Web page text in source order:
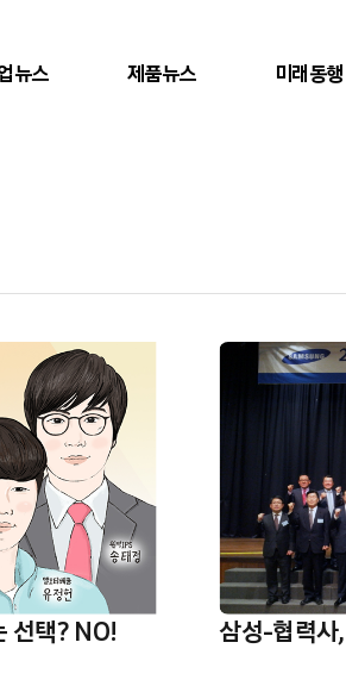
뉴스 제품뉴스 미래동행
선택? NO!
삼성-협력사